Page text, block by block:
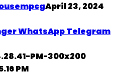
April 23, 2024
WhatsAppTelegram